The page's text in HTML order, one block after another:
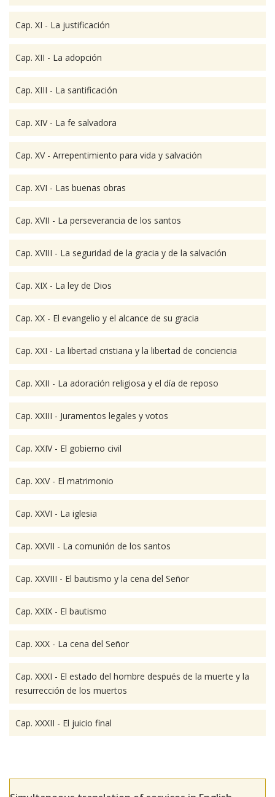
Cap. XI - La justificación
Cap. XII - La adopción
Cap. XIII - La santificación
Cap. XIV - La fe salvadora
Cap. XV - Arrepentimiento para vida y salvación
Cap. XVI - Las buenas obras
Cap. XVII - La perseverancia de los santos
Cap. XVIII - La seguridad de la gracia y de la salvación
Cap. XIX - La ley de Dios
Cap. XX - El evangelio y el alcance de su gracia
Cap. XXI - La libertad cristiana y la libertad de conciencia
Cap. XXII - La adoración religiosa y el día de reposo
Cap. XXIII - Juramentos legales y votos
Cap. XXIV - El gobierno civil
Cap. XXV - El matrimonio
Cap. XXVI - La iglesia
Cap. XXVII - La comunión de los santos
Cap. XXVIII - El bautismo y la cena del Señor
Cap. XXIX - El bautismo
Cap. XXX - La cena del Señor
Cap. XXXI - El estado del hombre después de la muerte y la
resurrección de los muertos
Cap. XXXII - El juicio final